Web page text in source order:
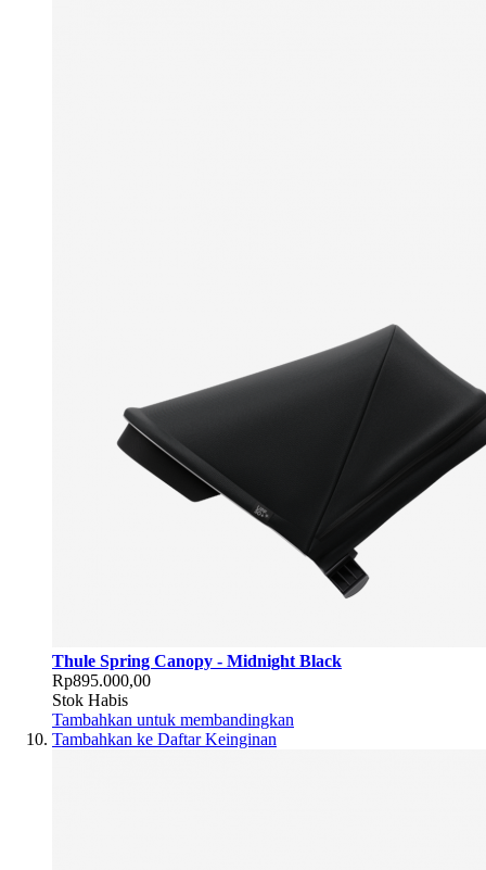
Thule Spring Canopy - Midnight Black
Rp895.000,00
Stok Habis
Tambahkan untuk membandingkan
Tambahkan ke Daftar Keinginan